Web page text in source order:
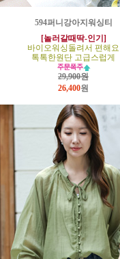
594퍼니강아지워싱티
[놀러갈때딱-인기]
바이오워싱돌려서 편해요
톡톡한원단 고급스럽게
29,900원
26,400원